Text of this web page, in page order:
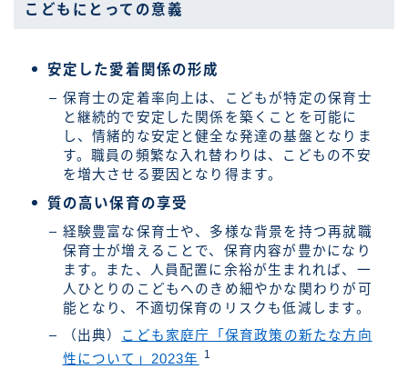
こどもにとっての意義
安定した愛着関係の形成
保育士の定着率向上は、こどもが特定の保育士
と継続的で安定した関係を築くことを可能に
し、情緒的な安定と健全な発達の基盤となりま
す。職員の頻繁な入れ替わりは、こどもの不安
を増大させる要因となり得ます。
質の高い保育の享受
経験豊富な保育士や、多様な背景を持つ再就職
保育士が増えることで、保育内容が豊かになり
ます。また、人員配置に余裕が生まれれば、一
人ひとりのこどもへのきめ細やかな関わりが可
能となり、不適切保育のリスクも低減します。
（出典）
こども家庭庁「保育政策の新たな方向
性について」2023年
1